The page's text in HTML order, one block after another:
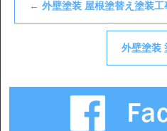
← 外壁塗装 屋根塗替え塗装工
外壁塗装